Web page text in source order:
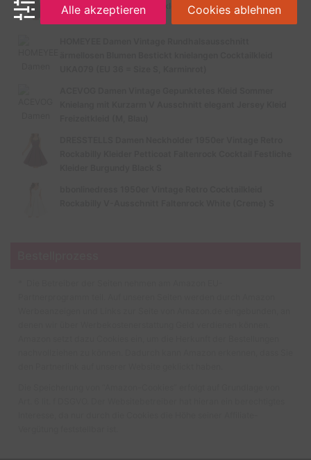
Retro Knielanges Cocktailkleid A135 (EU 40 = Size L,
Alle akzeptieren Cookies ablehnen